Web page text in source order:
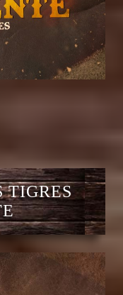
TIGRES